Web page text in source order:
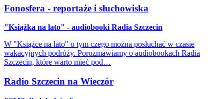
Fonosfera - reportaże i słuchowiska
"Książka na lato" - audiobooki Radia Szczecin
W "Książce na lato" o tym czego można posłuchać w czasie
wakacyjnych podróży. Porozmawiamy o audiobookach Radia
Szczecin, które warto mieć pod…
Radio Szczecin na Wieczór